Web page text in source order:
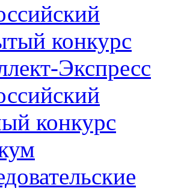
конкурс
Экспресс
конкурс